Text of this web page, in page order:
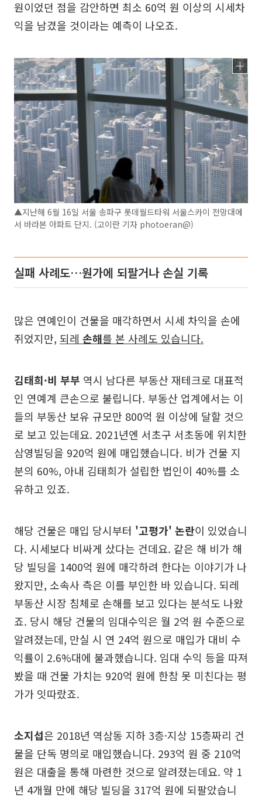
원이었던 점을 감안하면 최소 60억 원 이상의 시세차
익을 남겼을 것이라는 예측이 나오죠.
▲지난해 6월 16일 서울 송파구 롯데월드타워 서울스카이 전망대에
서 바라본 아파트 단지. (고이란 기자 photoeran@)
실패 사례도…원가에 되팔거나 손실 기록
많은 연예인이 건물을 매각하면서 시세 차익을 손에
쥐었지만, 되레 손해를 본 사례도 있습니다.
김태희·비 부부 역시 남다른 부동산 재테크로 대표적
인 연예계 큰손으로 불립니다. 부동산 업계에서는 이
들의 부동산 보유 규모만 800억 원 이상에 달할 것으
로 보고 있는데요. 2021년엔 서초구 서초동에 위치한
삼영빌딩을 920억 원에 매입했습니다. 비가 건물 지
분의 60%, 아내 김태희가 설립한 법인이 40%를 소
유하고 있죠.
해당 건물은 매입 당시부터 '고평가' 논란이 있었습니
다. 시세보다 비싸게 샀다는 건데요. 같은 해 비가 해
당 빌딩을 1400억 원에 매각하려 한다는 이야기가 나
왔지만, 소속사 측은 이를 부인한 바 있습니다. 되레
부동산 시장 침체로 손해를 보고 있다는 분석도 나왔
죠. 당시 해당 건물의 임대수익은 월 2억 원 수준으로
알려졌는데, 만실 시 연 24억 원으로 매입가 대비 수
익률이 2.6%대에 불과했습니다. 임대 수익 등을 따져
봤을 때 건물 가치는 920억 원에 한참 못 미친다는 평
가가 잇따랐죠.
소지섭은 2018년 역삼동 지하 3층·지상 15층짜리 건
물을 단독 명의로 매입했습니다. 293억 원 중 210억
원은 대출을 통해 마련한 것으로 알려졌는데요. 약 1
년 4개월 만에 해당 빌딩을 317억 원에 되팔았습니